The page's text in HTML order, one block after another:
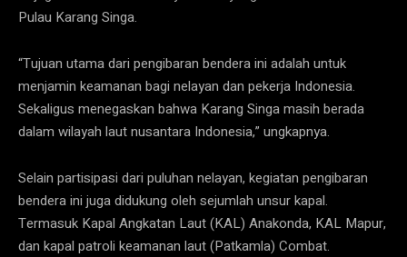
Pulau Karang Singa.
“Tujuan utama dari pengibaran bendera ini adalah untuk
menjamin keamanan bagi nelayan dan pekerja Indonesia.
Sekaligus menegaskan bahwa Karang Singa masih berada
dalam wilayah laut nusantara Indonesia,” ungkapnya.
Selain partisipasi dari puluhan nelayan, kegiatan pengibaran
bendera ini juga didukung oleh sejumlah unsur kapal.
Termasuk Kapal Angkatan Laut (KAL) Anakonda, KAL Mapur,
dan kapal patroli keamanan laut (Patkamla) Combat.